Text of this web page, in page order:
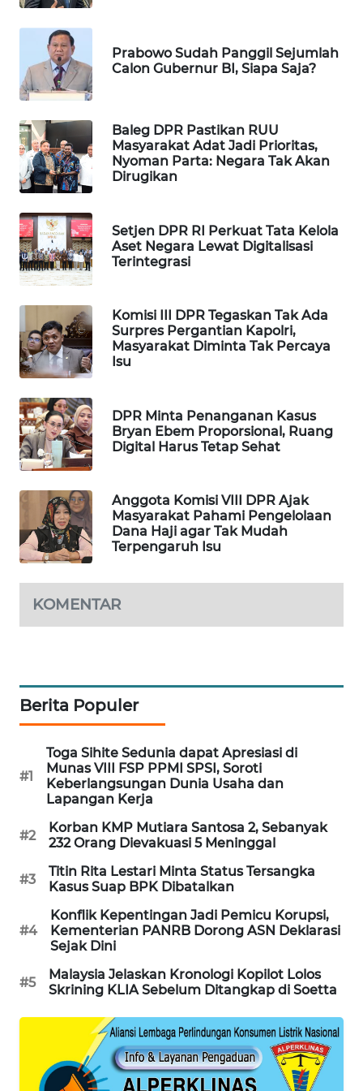
Prabowo Sudah Panggil Sejumlah
Calon Gubernur BI, Siapa Saja?
Baleg DPR Pastikan RUU
Masyarakat Adat Jadi Prioritas,
Nyoman Parta: Negara Tak Akan
Dirugikan
Setjen DPR RI Perkuat Tata Kelola
Aset Negara Lewat Digitalisasi
Terintegrasi
Komisi III DPR Tegaskan Tak Ada
Surpres Pergantian Kapolri,
Masyarakat Diminta Tak Percaya
Isu
DPR Minta Penanganan Kasus
Bryan Ebem Proporsional, Ruang
Digital Harus Tetap Sehat
Anggota Komisi VIII DPR Ajak
Masyarakat Pahami Pengelolaan
Dana Haji agar Tak Mudah
Terpengaruh Isu
KOMENTAR
Berita Populer
#1
Toga Sihite Sedunia dapat Apresiasi di
Munas VIII FSP PPMI SPSI, Soroti
Keberlangsungan Dunia Usaha dan
Lapangan Kerja
#2
Korban KMP Mutiara Santosa 2, Sebanyak
232 Orang Dievakuasi 5 Meninggal
#3
Titin Rita Lestari Minta Status Tersangka
Kasus Suap BPK Dibatalkan
#4
Konflik Kepentingan Jadi Pemicu Korupsi,
Kementerian PANRB Dorong ASN Deklarasi
Sejak Dini
#5
Malaysia Jelaskan Kronologi Kopilot Lolos
Skrining KLIA Sebelum Ditangkap di Soetta
MAWAKA
ID
MARTABAT
PLN
WATCH
LPKKI
KOPEKLIN
PORTAL
KONSUMEN
FORWAMKI
FORJASIDA
NEWS
SITUNGIR
SIDIKALANG
NEWS
SIBARAGAS
NEWS
METRO
SIANTAR
NEWS
METRO
NEWS
JAKARTA
NEWS
NEWS